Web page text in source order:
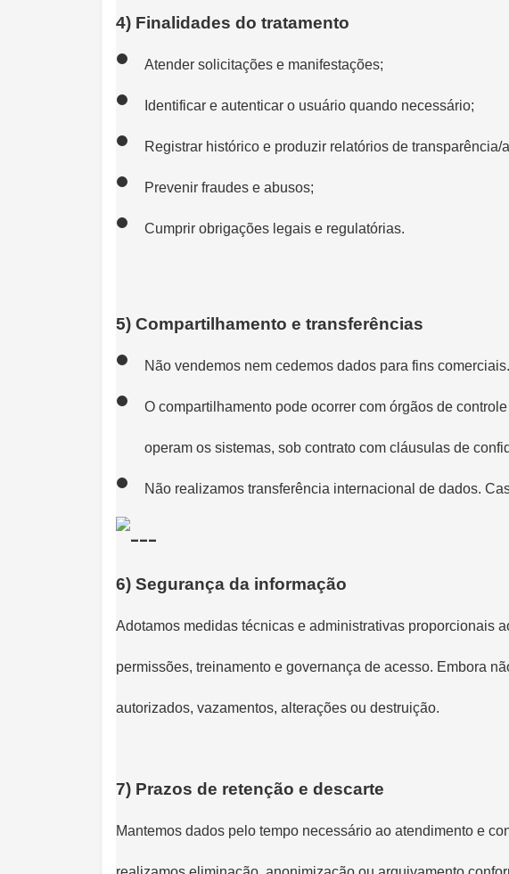
4) Finalidades do tratamento
Atender solicitações e manifestações;
Identificar e autenticar o usuário quando necessário;
Registrar histórico e produzir relatórios de transparência/
Prevenir fraudes e abusos;
Cumprir obrigações legais e regulatórias.
5) Compartilhamento e transferências
Não vendemos nem cedemos dados para fins comerciais.
O compartilhamento pode ocorrer com órgãos de
operam os sistemas, sob contrato com cláusulas de
Não realizamos transferência internacional de dados.
6) Segurança da informação
Adotamos medidas técnicas e administrativas proporcionais
permissões, treinamento e governança de acesso. Embora
autorizados, vazamentos, alterações ou destruição.
7) Prazos de retenção e descarte
Mantemos dados pelo tempo necessário ao atendimento e